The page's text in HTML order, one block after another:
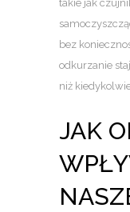
takie jak
bez
odkurzanie
niż
JAK